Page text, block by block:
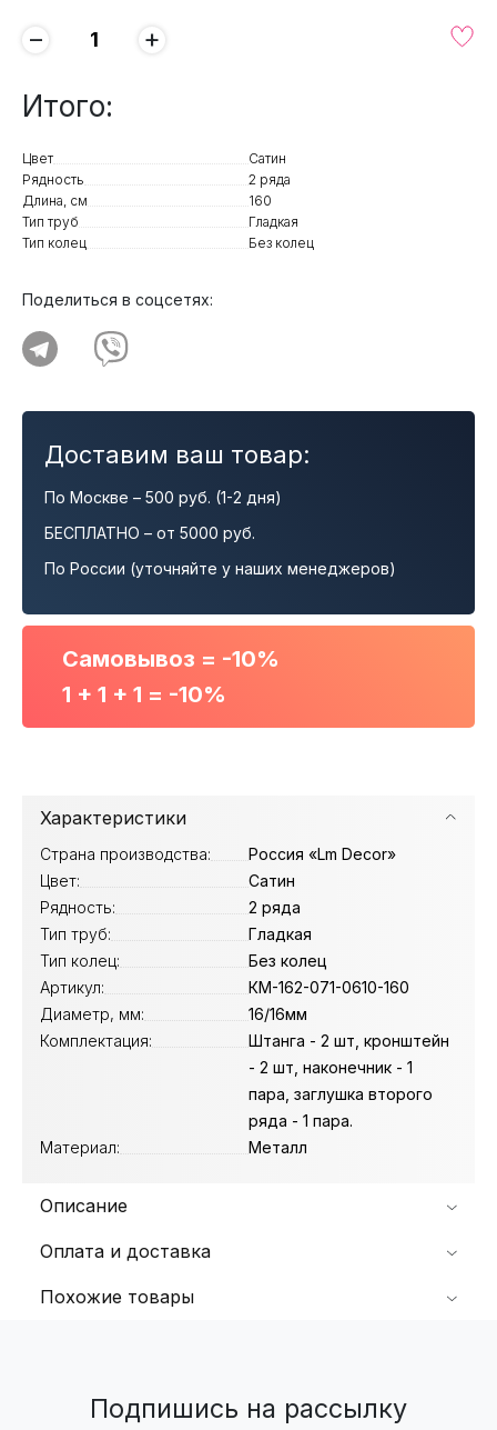
− +
Итого:
Цвет
Сатин
Рядность
2 ряда
Длина, см
160
Тип труб
Гладкая
Тип колец
Без колец
Поделиться в соцсетях:
Доставим ваш товар:
По Москве – 500 руб. (1-2 дня)
БЕСПЛАТНО – от 5000 руб.
По России (уточняйте у наших менеджеров)
Самовывоз = -10%
1 + 1 + 1 = -10%
Характеристики
Страна производства:
Россия «Lm Decor»
Цвет:
Сатин
Рядность:
2 ряда
Тип труб:
Гладкая
Тип колец:
Без колец
Артикул:
КМ-162-071-0610-160
Диаметр, мм:
16/16мм
Комплектация:
Штанга - 2 шт, кронштейн
- 2 шт, наконечник - 1
пара, заглушка второго
ряда - 1 пара.
Материал:
Металл
Описание
Оплата и доставка
Похожие товары
Подпишись на рассылку